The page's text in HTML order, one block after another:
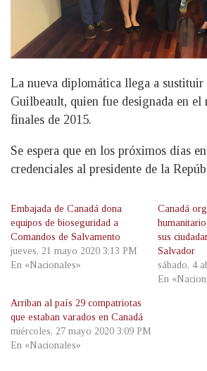
La nueva diplomática llega a sustituir
Guilbeault, quien fue designada en el
finales de 2015.
Se espera que en los próximos días
credenciales al presidente de la
Embajada de Canadá dona
equipos de bioseguridad a
Comandos de Salvamento
jueves, 21 mayo 2020 3:13 PM
En «Nacionales»
Canadá
sus
Salvador
sábado, 4
En
Arriban al país 29 compatriotas
que estaban varados en Canadá
miércoles, 27 mayo 2020 3:09 PM
En «Nacionales»